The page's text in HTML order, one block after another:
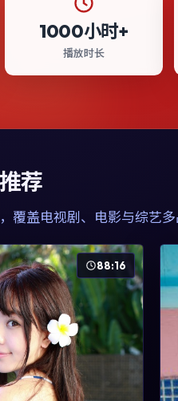
1000小时+
播放时长
荐
覆盖电视剧、电影与综艺
88:16